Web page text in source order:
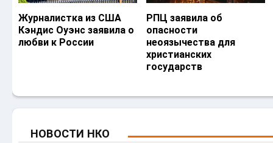
Журналистка из США
Кэндис Оуэнс заявила о
любви к России
РПЦ заявила об
опасности
неоязычества для
христианских
государств
НОВОСТИ НКО